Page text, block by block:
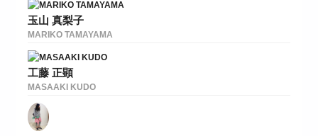
玉山 真梨子
MARIKO TAMAYAMA
工藤 正顕
MASAAKI KUDO